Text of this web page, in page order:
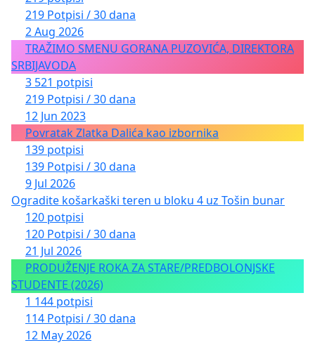
219 Potpisi / 30 dana
2 Aug 2026
TRAŽIMO SMENU GORANA PUZOVIĆA, DIREKTORA
SRBIJAVODA
3 521 potpisi
219 Potpisi / 30 dana
12 Jun 2023
Povratak Zlatka Dalića kao izbornika
139 potpisi
139 Potpisi / 30 dana
9 Jul 2026
Ogradite košarkaški teren u bloku 4 uz Tošin bunar
120 potpisi
120 Potpisi / 30 dana
21 Jul 2026
PRODUŽENJE ROKA ZA STARE/PREDBOLONJSKE
STUDENTE (2026)
1 144 potpisi
114 Potpisi / 30 dana
12 May 2026